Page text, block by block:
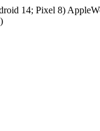
14; Pixel 8)